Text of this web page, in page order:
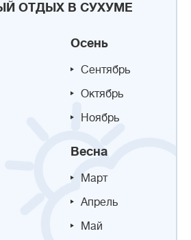
ОТДЫХ В СУХУМЕ
Осень
Сентябрь
Октябрь
Ноябрь
Весна
Март
Апрель
Май